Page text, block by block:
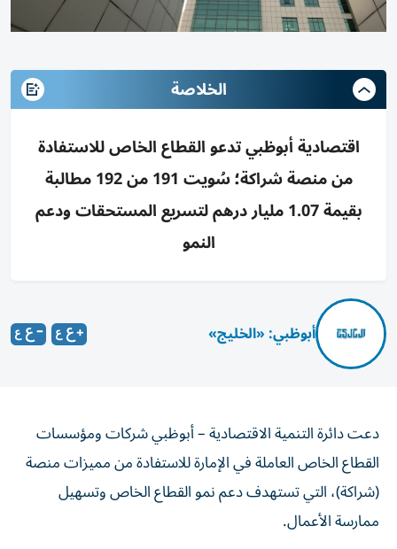
الخلاصة
اقتصادية أبوظبي تدعو القطاع الخاص للاستفادة
من منصة شراكة؛ سُويت 191 من 192 مطالبة
بقيمة 1.07 مليار درهم لتسريع المستحقات ودعم
النمو
أبوظبي: «الخليج»
دعت دائرة التنمية الاقتصادية – أبوظبي شركات ومؤسسات
القطاع الخاص العاملة في الإمارة للاستفادة من مميزات منصة
(شراكة)، التي تستهدف دعم نمو القطاع الخاص وتسهيل
ممارسة الأعمال.